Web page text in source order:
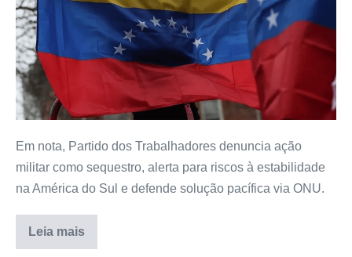
Em nota, Partido dos Trabalhadores denuncia ação
militar como sequestro, alerta para riscos à estabilidade
na América do Sul e defende solução pacífica via ONU.
Leia mais